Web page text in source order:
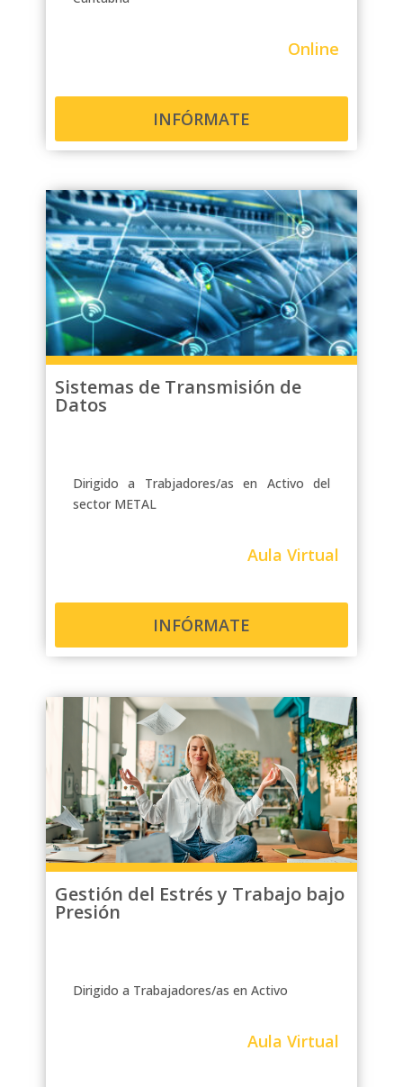
Online
INFÓRMATE
Sistemas de Transmisión de
Datos
Dirigido a Trabjadores/as en Activo del
sector METAL
Aula Virtual
INFÓRMATE
Gestión del Estrés y Trabajo bajo
Presión
Dirigido a Trabajadores/as en Activo
Aula Virtual